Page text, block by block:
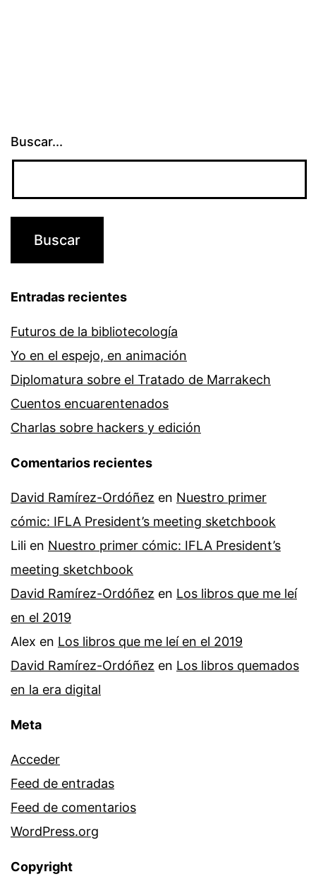
Buscar...
Entradas recientes
Futuros de la bibliotecología
Yo en el espejo, en animación
Diplomatura sobre el Tratado de Marrakech
Cuentos encuarentenados
Charlas sobre hackers y edición
Comentarios recientes
David Ramírez-Ordóñez en Nuestro primer
cómic: IFLA President’s meeting sketchbook
Lili en Nuestro primer cómic: IFLA President’s
meeting sketchbook
David Ramírez-Ordóñez en Los libros que me leí
en el 2019
Alex en Los libros que me leí en el 2019
David Ramírez-Ordóñez en Los libros quemados
en la era digital
Meta
Acceder
Feed de entradas
Feed de comentarios
WordPress.org
Copyright